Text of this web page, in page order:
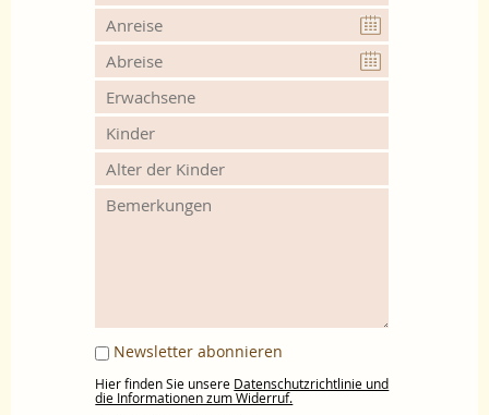
Newsletter abonnieren
Hier finden Sie unsere Datenschutzrichtlinie und
die Informationen zum Widerruf.